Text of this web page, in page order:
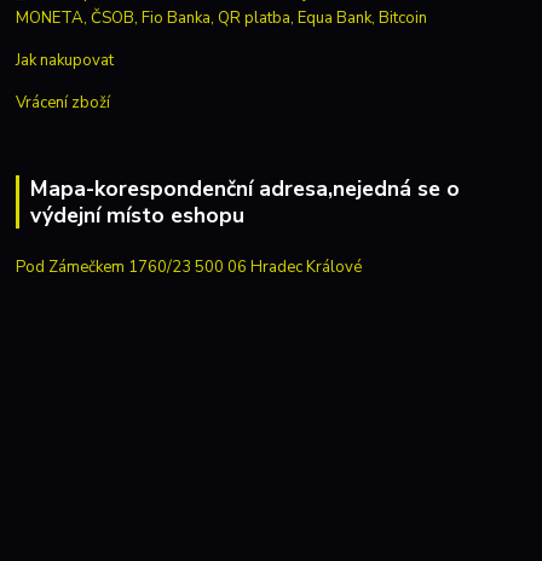
Jak nakupovat
Vrácení zboží
Mapa-korespondenční adresa,nejedná se o
výdejní místo eshopu
Pod Zámečkem 1760/23 500 06 Hradec Králové